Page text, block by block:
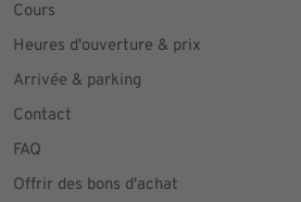
Cours
Heures d'ouverture & prix
Arrivée & parking
Contact
FAQ
Offrir des bons d'achat